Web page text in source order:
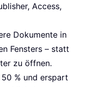
Access,
Dokumente in
Fensters – statt
zu öffnen.
% und erspart